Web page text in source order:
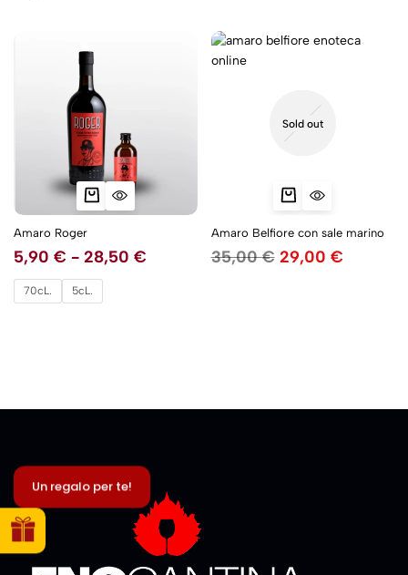
Amaro Roger
5,90 € - 28,50 €
70cL. 5cL.
Sold out
Amaro Belfiore con sale marino
35,00€ 29,00 €
5NEW
Un regalo per te!